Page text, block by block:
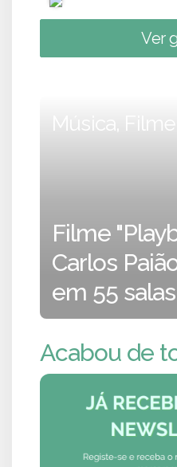
Ver
Música, Filme
Filme
Carlos
em 55
Acabou de